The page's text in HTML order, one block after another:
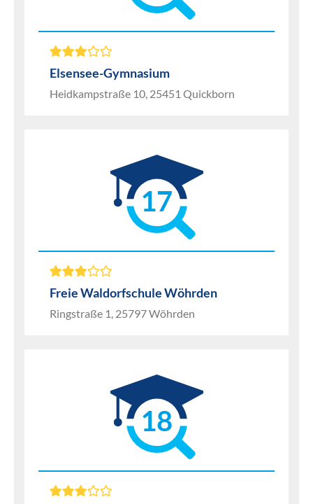
Elsensee-Gymnasium
Heidkampstraße 10, 25451 Quickborn
17
Freie Waldorfschule Wöhrden
Ringstraße 1, 25797 Wöhrden
18